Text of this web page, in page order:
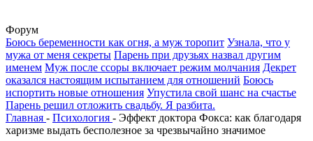
Форум
Боюсь беременности как огня, а муж торопит Узнала, что у
мужа от меня секреты Парень при друзьях назвал другим
именем Муж после ссоры включает режим молчания Декрет
оказался настоящим испытанием для отношений Боюсь
испортить новые отношения Упустила свой шанс на счастье
Парень решил отложить свадьбу. Я разбита.
Главная - Психология - Эффект доктора Фокса: как благодаря
харизме выдать бесполезное за чрезвычайно значимое